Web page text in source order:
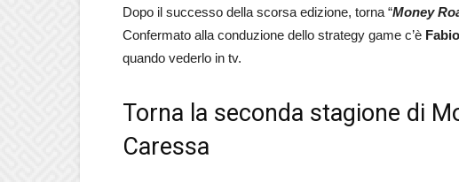
Dopo il successo della scorsa edizione, torna “Money
Confermato alla conduzione dello strategy game c’è
quando vederlo in tv.
Torna la seconda stagione di
Caressa